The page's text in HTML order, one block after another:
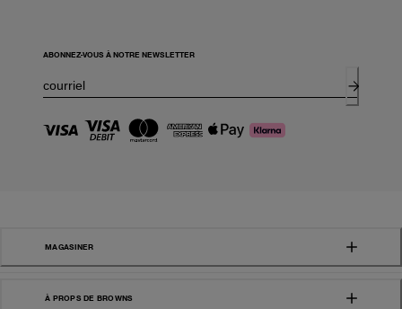
ABONNEZ-VOUS À NOTRE NEWSLETTER
MAGASINER
À PROPS DE BROWNS